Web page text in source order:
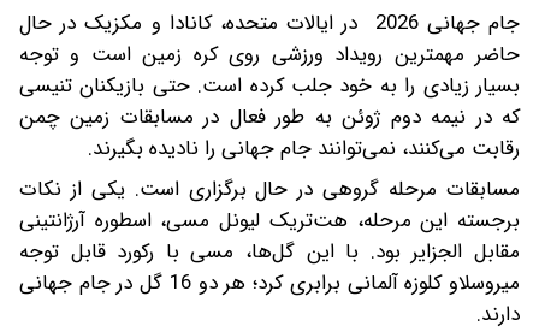
جام جهانی 2026 در ایالات متحده، کانادا و مکزیک در حال
حاضر مهمترین رویداد ورزشی روی کره زمین است و توجه
بسیار زیادی را به خود جلب کرده است. حتی بازیکنان تنیسی
که در نیمه دوم ژوئن به‌ طور فعال در مسابقات زمین چمن
رقابت می‌کنند، نمی‌توانند جام جهانی را نادیده بگیرند.
مسابقات مرحله گروهی در حال برگزاری است. یکی از نکات
برجسته این مرحله، هت‌تریک لیونل مسی، اسطوره آرژانتینی
مقابل الجزایر بود. با این گل‌ها، مسی با رکورد قابل توجه
میروسلاو کلوزه آلمانی برابری کرد؛ هر دو 16 گل در جام جهانی
دارند.